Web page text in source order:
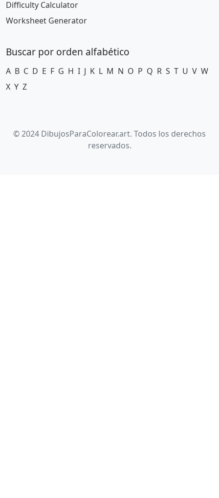
Difficulty Calculator
Worksheet Generator
Buscar por orden alfabético
A B C D E F G H I J K L M N O P Q R S T U V W
X Y Z
© 2024 DibujosParaColorear.art. Todos los derechos
reservados.